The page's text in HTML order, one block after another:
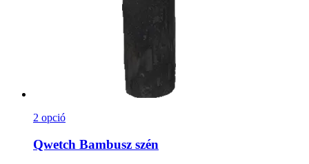
2 opció
Qwetch Bambusz szén